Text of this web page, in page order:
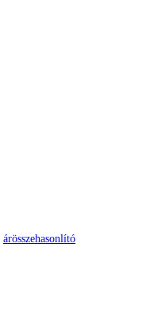
árösszehasonlító